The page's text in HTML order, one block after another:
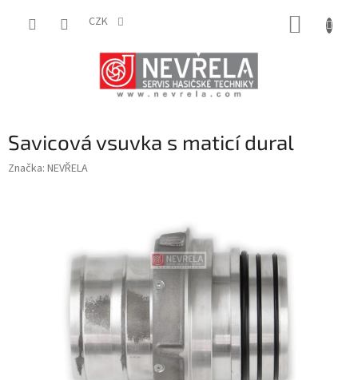
CZK
Savicová vsuvka s maticí dural
Značka: NEVŘELA